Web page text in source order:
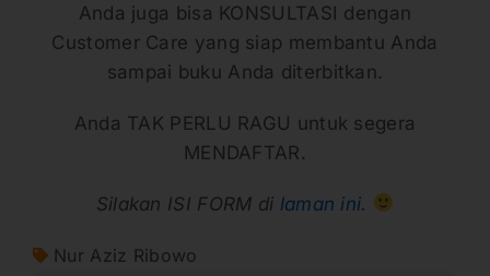
Anda juga bisa KONSULTASI dengan
Customer Care yang siap membantu Anda
sampai buku Anda diterbitkan.
Anda TAK PERLU RAGU untuk segera
MENDAFTAR.
Silakan ISI FORM di laman ini.
Nur Aziz Ribowo